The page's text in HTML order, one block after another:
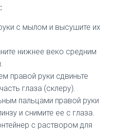
с мылом и высушите их
нижнее веко средним
правой руки сдвиньте
глаза (склеру).
пальцами правой руки
и снимите ее с глаза.
с раствором для